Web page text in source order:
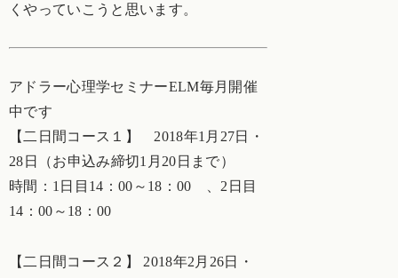
くやっていこうと思います。
アドラー心理学セミナーELM毎月開催
中です
【二日間コース１】 2018年1月27日・
28日（お申込み締切1月20日まで）
時間：1日目14：00～18：00 、2日目
14：00～18：00
【二日間コース２】 2018年2月26日・